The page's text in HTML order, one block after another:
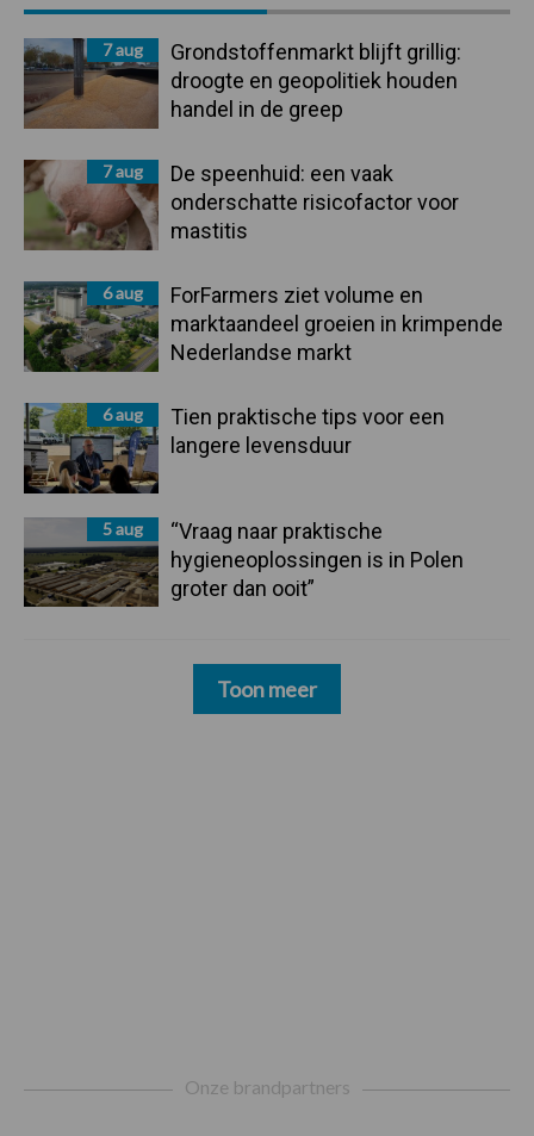
Sidebar
7 aug
Grondstoffenmarkt blijft grillig:
droogte en geopolitiek houden
handel in de greep
7 aug
De speenhuid: een vaak
onderschatte risicofactor voor
mastitis
6 aug
ForFarmers ziet volume en
marktaandeel groeien in krimpende
Nederlandse markt
6 aug
Tien praktische tips voor een
langere levensduur
5 aug
“Vraag naar praktische
hygieneoplossingen is in Polen
groter dan ooit”
Toon meer
Onze brandpartners